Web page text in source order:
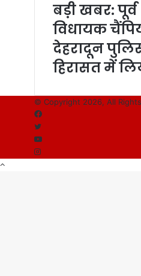
बड़ी खबर: पूर्व
विधायक
देहरादून
हिरासत में
© Copyright 2026, All
Facebook
Twitter
YouTube
Instagram
Back